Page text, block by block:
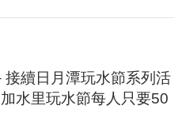
續日月潭玩水節系列活
水里玩水節每人只要50